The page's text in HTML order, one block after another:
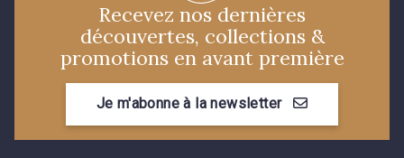
Recevez nos dernières
découvertes, collections &
promotions en avant première
Je m'abonne à la newsletter